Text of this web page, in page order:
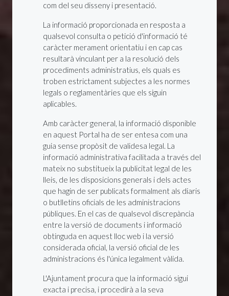
com del seu disseny i presentació.
La informació proporcionada en resposta a
qualsevol consulta o petició d'informació té
caràcter merament orientatiu i en cap cas
resultarà vinculant per a la resolució dels
procediments administratius, els quals es
troben estrictament subjectes a les normes
legals o reglamentàries que els siguin
aplicables.
Amb caràcter general, la informació disponible
en aquest Portal ha de ser entesa com una
guia sense propòsit de validesa legal. La
informació administrativa facilitada a través del
mateix no substitueix la publicitat legal de les
lleis, de les disposicions generals i dels actes
que hagin de ser publicats formalment als diaris
o butlletins oficials de les administracions
públiques. En el cas de qualsevol discrepància
entre la versió de documents i informació
obtinguda en aquest lloc web i la versió
considerada oficial, la versió oficial de les
administracions és l'única legalment vàlida.
L'Ajuntament procura que la informació sigui
exacta i precisa, i procedirà a la seva